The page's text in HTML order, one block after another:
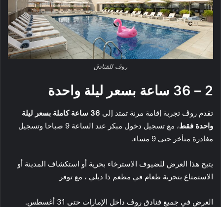
روڤ للفنادق
2 – 36 ساعة بسعر ليلة واحدة
تقدم روڤ تجربة إقامة مرنة تمتد إلى
36 ساعة كاملة بسعر ليلة
واحدة فقط
، مع تسجيل دخول مبكر عند الساعة 9 صباحا وتسجيل
مغادرة متأخر حتى 9 مساء.
يتيح هذا العرض للضيوف الاسترخاء بحرية أو استكشاف المدينة أو
الاستمتاع بتجربة طعام في مطعم ذا ديلي ، مع توفر
العرض في جميع فنادق روڤ داخل الإمارات حتى 31 أغسطس.